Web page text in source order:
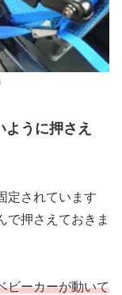
」
うに押さえ
定されています
で押さえておきま
ビーカーが動いて